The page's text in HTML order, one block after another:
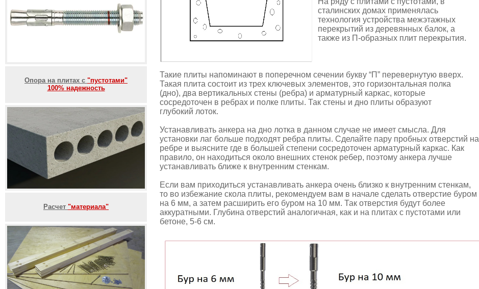
Опора на плитах с "пустотами"
100% надежность
Расчет "материала"
сталинских домах применялась
технология устройства межэтажных
перекрытий из деревянных балок, а
также из П-образных плит перекрытия.
Такие плиты напоминают в поперечном сечении букву “П” перевернутую вверх.
Такая плита состоит из трех ключевых элементов, это горизонтальная полка
(дно), два вертикальных стены (ребра) и арматурный каркас, которые
сосредоточен в ребрах и полке плиты. Так стены и дно плиты образуют
глубокий лоток.
Устанавливать анкера на дно лотка в данном случае не имеет смысла. Для
установки лаг больше подходят ребра плиты. Сделайте пару пробных отверстий на
ребре и выясните где в большей степени сосредоточен арматурный каркас. Как
правило, он находиться около внешних стенок ребер, поэтому анкера лучше
устанавливать ближе к внутренним стенкам.
Если вам приходиться устанавливать анкера очень близко к внутренним стенкам,
то во избежание скола плиты, рекомендуем вам в начале сделать отверстие буром
на 6 мм, а затем расширить его буром на 10 мм. Так отверстия будут более
аккуратными. Глубина отверстий аналогичная, как и на плитах с пустотами или
бетоне, 5-6 см.